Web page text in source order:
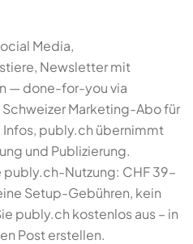
Media,
Newsletter mit
— done-for-you via
Marketing-Abo für
Infos, publy.ch übernimmt
und Publizierung.
Nutzung: CHF 39–
Setup-Gebühren, kein
publy.ch kostenlos aus – in
Post erstellen.